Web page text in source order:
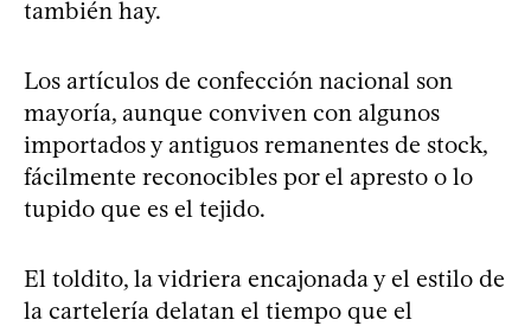
también hay.
Los artículos de confección nacional son
mayoría, aunque conviven con algunos
importados y antiguos remanentes de stock,
fácilmente reconocibles por el apresto o lo
tupido que es el tejido.
El toldito, la vidriera encajonada y el estilo de
la cartelería delatan el tiempo que el